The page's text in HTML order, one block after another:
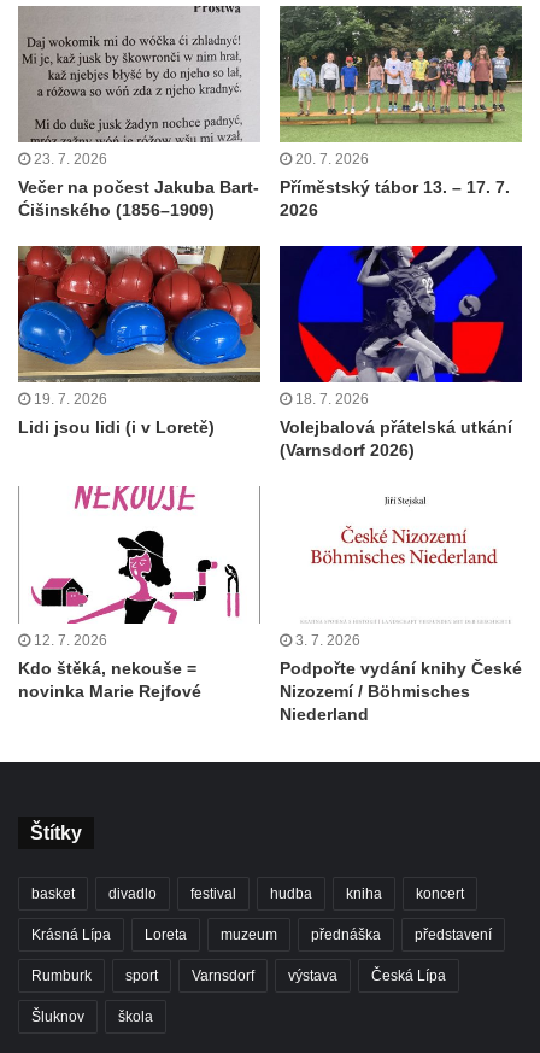
23. 7. 2026
Večer na počest Jakuba Bart-
Ćišinského (1856–1909)
20. 7. 2026
Příměstský tábor 13. – 17. 7.
2026
19. 7. 2026
Lidi jsou lidi (i v Loretě)
18. 7. 2026
Volejbalová přátelská utkání
(Varnsdorf 2026)
12. 7. 2026
Kdo štěká, nekouše =
novinka Marie Rejfové
3. 7. 2026
Podpořte vydání knihy České
Nizozemí / Böhmisches
Niederland
Štítky
basket divadlo festival hudba kniha koncert
Krásná Lípa Loreta muzeum přednáška představení
Rumburk sport Varnsdorf výstava Česká Lípa
Šluknov škola